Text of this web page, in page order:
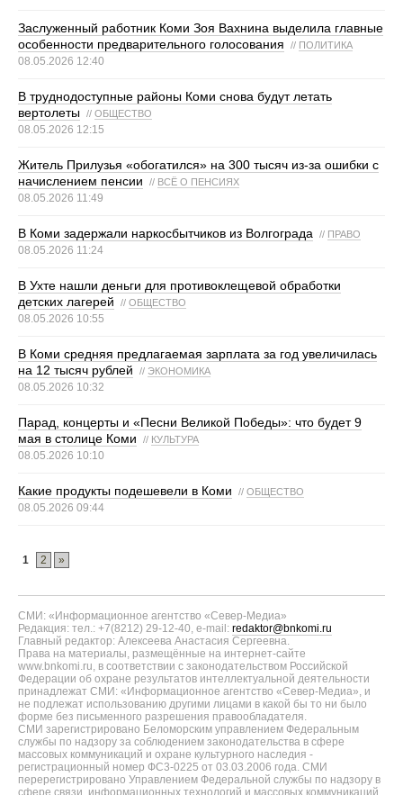
Заслуженный работник Коми Зоя Вахнина выделила главные
особенности предварительного голосования
// ПОЛИТИКА
08.05.2026 12:40
В труднодоступные районы Коми снова будут летать
вертолеты // ОБЩЕСТВО
08.05.2026 12:15
Житель Прилузья «обогатился» на 300 тысяч из-за ошибки с
начислением пенсии
// ВСЁ О ПЕНСИЯХ
08.05.2026 11:49
В Коми задержали наркосбытчиков из Волгограда // ПРАВО
08.05.2026 11:24
В Ухте нашли деньги для противоклещевой обработки
детских лагерей
// ОБЩЕСТВО
08.05.2026 10:55
В Коми средняя предлагаемая зарплата за год увеличилась
на 12 тысяч рублей
// ЭКОНОМИКА
08.05.2026 10:32
Парад, концерты и «Песни Великой Победы»: что будет 9
мая в столице Коми
// КУЛЬТУРА
08.05.2026 10:10
Какие продукты подешевели в Коми // ОБЩЕСТВО
08.05.2026 09:44
1 2 »
СМИ: «Информационное агентство «Север-Медиа»
Редакция: тел.: +7(8212) 29-12-40, e-mail: redaktor@bnkomi.ru
Главный редактор: Алексеева Анастасия Сергеевна.
Права на материалы, размещённые на интернет-сайте
www.bnkomi.ru, в соответствии с законодательством Российской
Федерации об охране результатов интеллектуальной деятельности
принадлежат СМИ: «Информационное агентство «Север-Медиа», и
не подлежат использованию другими лицами в какой бы то ни было
форме без письменного разрешения правообладателя.
СМИ зарегистрировано Беломорским управлением Федеральным
службы по надзору за соблюдением законодательства в сфере
массовых коммуникаций и охране культурного наследия -
регистрационный номер ФС3-0225 от 03.03.2006 года. СМИ
перерегистрировано Управлением Федеральной службы по надзору в
сфере связи, информационных технологий и массовых коммуникаций